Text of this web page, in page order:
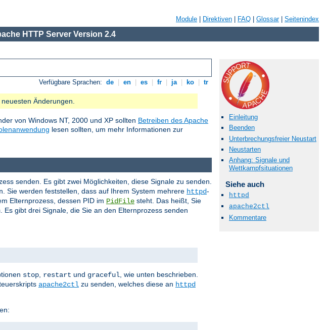
Module Direktiven FAQ Glossar| Seitenindex
HTTP Server Version 2.4
Verfügbare Sprachen: de en es fr ja ko tr
Änderungen.
von Windows NT, 2000 und XP sollten Betreiben des Apache
lesen sollten, um mehr Informationen zur
Einleitung
Beenden
Unterbrechungsfreier Neustart
Neustarten
Anhang: Signale und
Wettkampfsituationen
Siehe auch
httpd
apache2ctl
Kommentare
senden. Es gibt zwei Möglichkeiten, diese Signale zu senden.
Sie werden feststellen, dass auf Ihrem System mehrere httpd-
Elternprozess, dessen PID im PidFile steht. Das heißt, Sie
gibt drei Signale, die Sie an den Elternprozess senden
stop restart und graceful , wie unten beschrieben.
apache2ctl zu senden, welches diese an httpd